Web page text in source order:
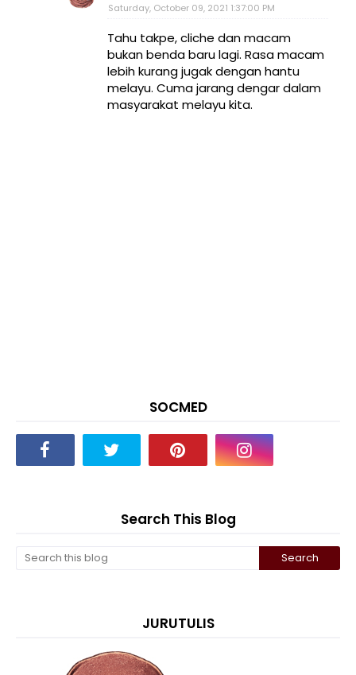
Saturday, October 09, 2021 1:37:00 PM
Tahu takpe, cliche dan macam
bukan benda baru lagi. Rasa macam
lebih kurang jugak dengan hantu
melayu. Cuma jarang dengar dalam
masyarakat melayu kita.
SOCMED
Search This Blog
JURUTULIS